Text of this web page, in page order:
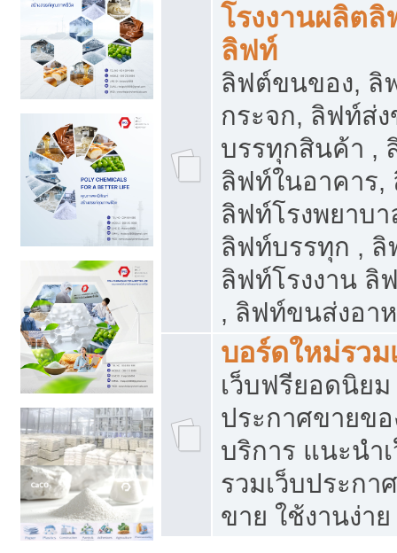
โรงงานผลิต
ลิฟท์
ลิฟต์ขนของ, ลิ
กระจก, ลิฟท์ส่
บรรทุกสินค้า ,
ลิฟท์ในอาคาร,
ลิฟท์โรงพยาบ
ลิฟท์บรรทุก ,
ลิฟท์โรงงาน ลิ
, ลิฟท์ขนส่งอา
บอร์ดใหม่รว
เว็บฟรียอดนิย
ประกาศขายข
บริการ แนะนำ
รวมเว็บประกา
ขาย ใช้งานง่าย